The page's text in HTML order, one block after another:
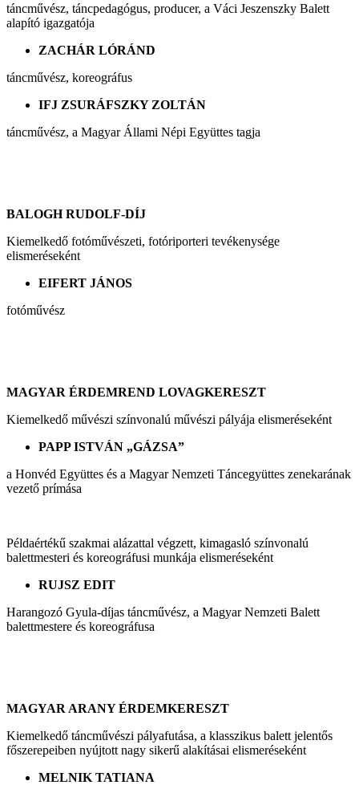
táncművész, táncpedagógus, producer, a Váci Jeszenszky Balett
alapító igazgatója
ZACHÁR LÓRÁND
táncművész, koreográfus
IFJ ZSURÁFSZKY ZOLTÁN
táncművész, a Magyar Állami Népi Együttes tagja
BALOGH RUDOLF-DÍJ
Kiemelkedő fotóművészeti, fotóriporteri tevékenysége
elismeréseként
EIFERT JÁNOS
fotóművész
MAGYAR ÉRDEMREND LOVAGKERESZT
Kiemelkedő művészi színvonalú művészi pályája elismeréseként
PAPP ISTVÁN „GÁZSA”
a Honvéd Együttes és a Magyar Nemzeti Táncegyüttes zenekarának
vezető prímása
Példaértékű szakmai alázattal végzett, kimagasló színvonalú
balettmesteri és koreográfusi munkája elismeréseként
RUJSZ EDIT
Harangozó Gyula-díjas táncművész, a Magyar Nemzeti Balett
balettmestere és koreográfusa
MAGYAR ARANY ÉRDEMKERESZT
Kiemelkedő táncművészi pályafutása, a klasszikus balett jelentős
főszerepeiben nyújtott nagy sikerű alakításai elismeréseként
MELNIK TATIANA